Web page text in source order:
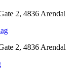
2, 4836 Arendal
2, 4836 Arendal